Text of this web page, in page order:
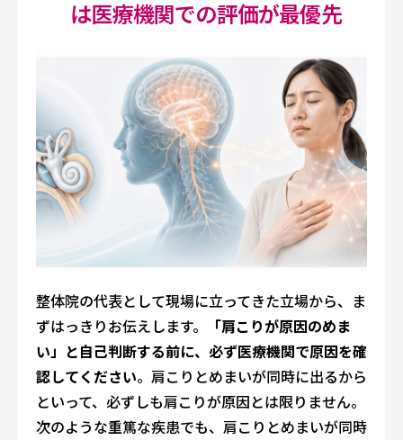
は医療機関での評価が最優先
整体院の代表として現場に立ってきた立場から、ま
ずはっきりお伝えします。
「肩こりが原因のめま
い」と自己判断する前に、必ず医療機関で原因を確
認してください。肩こりとめまいが同時に出るから
といって、必ずしも肩こりが原因とは限りません。
次のような重篤な疾患でも、肩こりとめまいが同時